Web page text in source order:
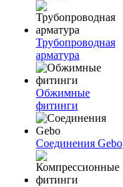
Трубопроводная
арматура
Обжимные
фитинги
Соединения Gebo